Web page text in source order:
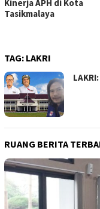
Kinerja APH di Kota
Tasikmalaya
TAG: LAKRI
RUANG BERITA